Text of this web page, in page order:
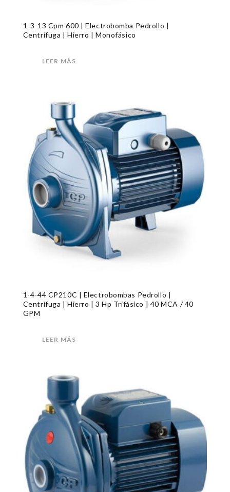
1-3-13 Cpm 600 | Electrobomba Pedrollo |
Centrífuga | Hierro | Monofásico
LEER MÁS
1-4-44 CP210C | Electrobombas Pedrollo |
Centrífuga | Hierro | 3 Hp Trifásico | 40 MCA / 40
GPM
LEER MÁS